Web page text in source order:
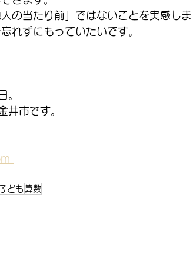
の当たり前」ではないことを実感し
れずにもっていたいです。
。
井市です。
ども 算数